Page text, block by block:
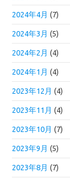
2024年4月 (7)
2024年3月 (5)
2024年2月 (4)
2024年1月 (4)
2023年12月 (4)
2023年11月 (4)
2023年10月 (7)
2023年9月 (5)
2023年8月 (7)